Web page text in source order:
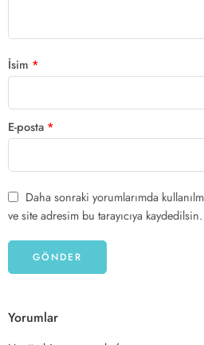
İsim *
E-posta *
Daha sonraki yorumlarımda
ve site adresim bu tarayıcıya kaydedilsin.
Yorumlar